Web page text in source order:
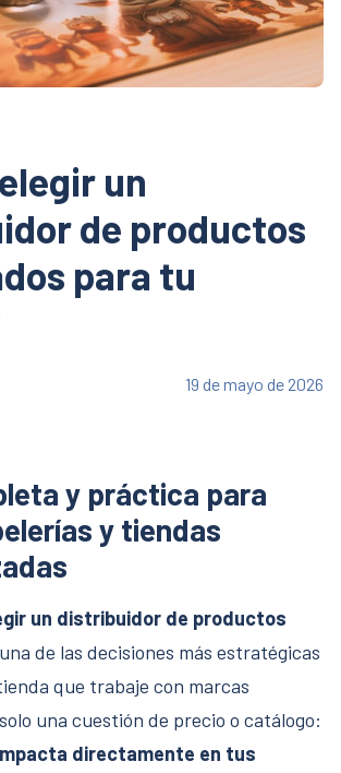
un
de productos
para tu
19 de mayo de 2026
y práctica para
y tiendas
un distribuidor de productos
de las decisiones más estratégicas
que trabaje con marcas
una cuestión de precio o catálogo:
directamente en tus